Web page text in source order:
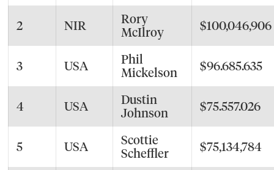
2 NIR
Rory
McIlroy
$100,046,906
3 USA
Phil
Mickelson
$96.685.635
4 USA
Dustin
Johnson
$75.557.026
5 USA
Scottie
Scheffler
$75,134,784